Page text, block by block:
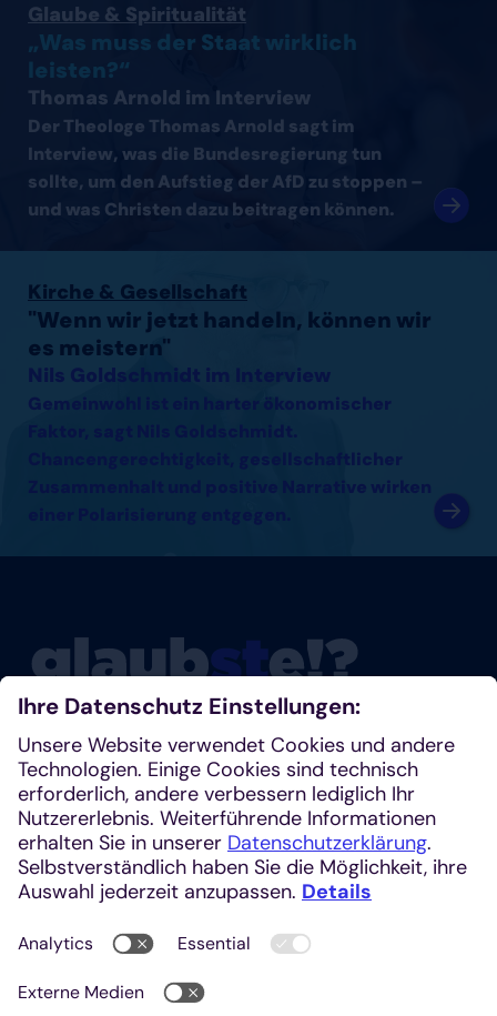
Glaube & Spiritualität
„Was muss der Staat wirklich
leisten?“
Thomas Arnold im Interview
Der Theologe Thomas Arnold sagt im
Interview, was die Bundesregierung tun
sollte, um den Aufstieg der AfD zu stoppen –
und was Christen dazu beitragen können.
Kirche & Gesellschaft
"Wenn wir jetzt handeln, können wir
es meistern"
Nils Goldschmidt im Interview
Gemeinwohl ist ein harter ökonomischer
Chancengerechtigkeit, gesellschaftlicher
Zusammenhalt und positive Narrative wirken
einer Polarisierung entgegen.
Glaubste nicht? Dann schau mal rein!
Klosterplatz 7, 52062 Aachen
+49 241 1685-242 (Redaktion)
kirchenzeitung@einhardverlag.de